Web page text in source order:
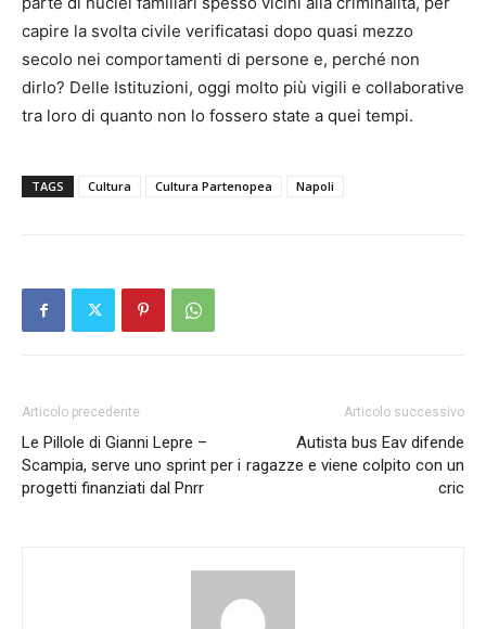
capire la svolta civile verificatasi dopo quasi mezzo
secolo nei comportamenti di persone e, perché non
dirlo? Delle Istituzioni, oggi molto più vigili e collaborative
tra loro di quanto non lo fossero state a quei tempi.
TAGS Cultura Cultura Partenopea Napoli
Articolo precedente
Le Pillole di Gianni Lepre –
Scampia, serve uno sprint per i
progetti finanziati dal Pnrr
Articolo successivo
Autista bus Eav difende
ragazze e viene colpito con un
cric